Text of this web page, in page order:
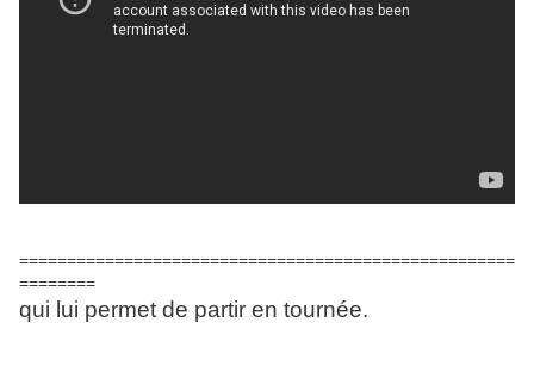
====================================================
========
qui lui permet de partir en tournée.